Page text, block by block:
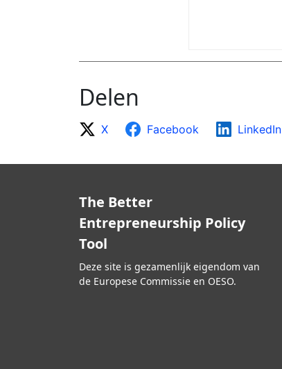
Delen
X Facebook LinkedIn
The Better
Entrepreneurship Policy
Tool
Deze site is gezamenlijk eigendom van
de Europese Commissie en OESO.